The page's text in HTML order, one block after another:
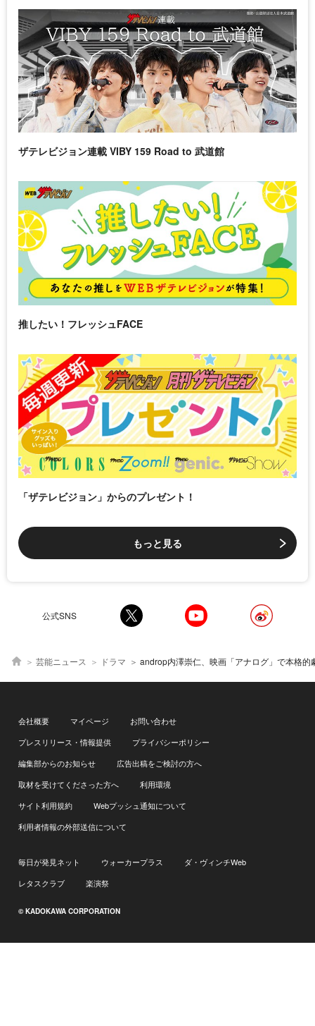
ザテレビジョン連載 VIBY 159 Road to 武道館
推したい！フレッシュFACE
「ザテレビジョン」からのプレゼント！
もっと見る
公式SNS
芸能ニュース ドラマ androp内澤崇仁、映画「アナログ」で本格的劇伴に初挑戦「細かいところまで妥協せずに作り上げるという信念。それに尽きるのかな
会社概要 マイページ
お問い合わせ
プレスリリース・情報提供
プライバシーポリシー
編集部からのお知らせ
広告出稿をご検討の方へ
取材を受けてくださった方へ
利用環境
サイト利用規約
Webプッシュ通知について
利用者情報の外部送信について
毎日が発見ネット ウォーカープラス
ダ・ヴィンチWeb
レタスクラブ
楽演祭
© KADOKAWA CORPORATION